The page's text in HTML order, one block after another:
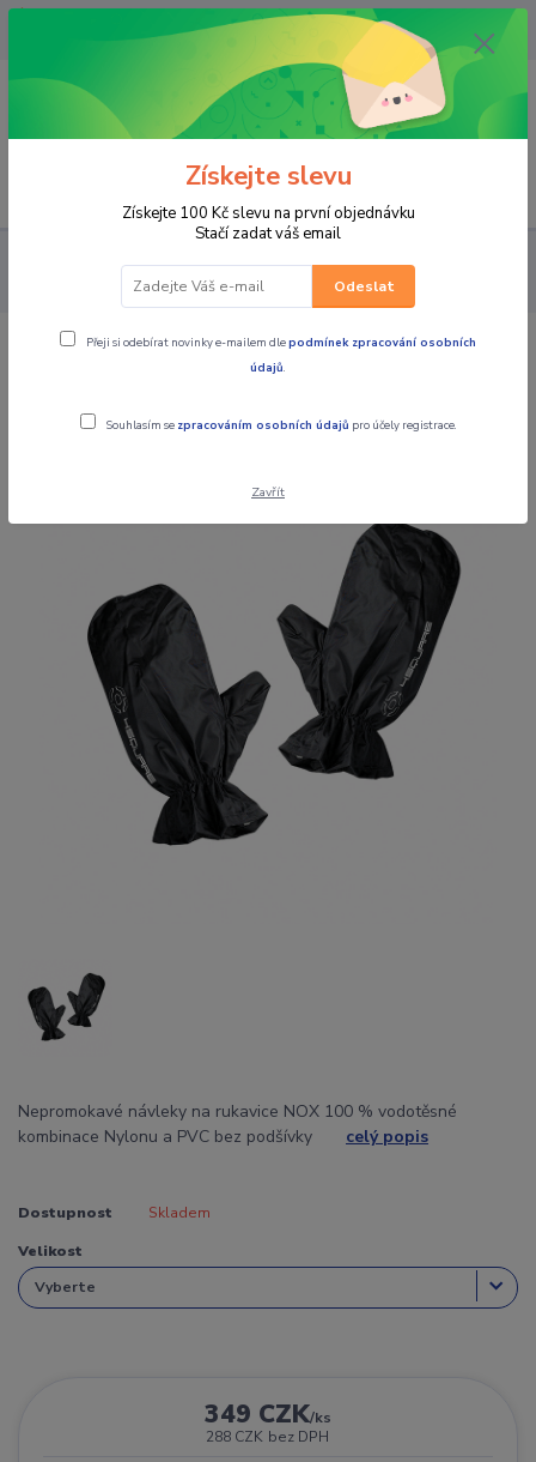
OPAVA 733537099/HLUČÍN
734541648/OLOMOUC 734593593
0,00 CZK
PRO JEZDCE Do deště - NEPROMOKY
NÁVLEKY NA RUCE
Nepromokavé návleky na rukavice NOX
Nepromokavé návleky na rukavice NOX
Nepromokavé návleky na rukavice NOX 100 % vodotěsné
kombinace Nylonu a PVC bez podšívky celý popis
Dostupnost Skladem
Velikost
349 CZK/ks
288 CZK bez DPH
Získejte slevu
Získejte 100 Kč slevu na první objednávku
Stačí zadat váš email
Odeslat
Přeji si odebírat novinky e-mailem dlepodmínek zpracování osobních
údajů.
Souhlasím se zpracováním osobních údajů pro účely registrace.
Zavřít